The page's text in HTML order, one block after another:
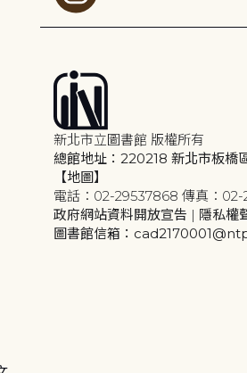
新北市立圖書館 版權所有
總館地址：220218 新北市板橋
【地圖】
電話：02-29537868 傳真：02-
政府網站資料開放宣告 | 隱私權
圖書館信箱：